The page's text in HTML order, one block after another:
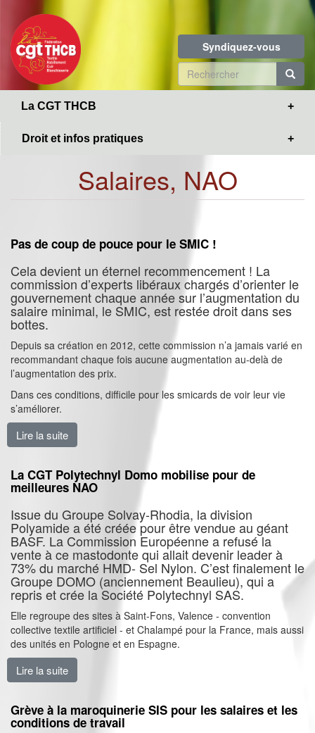
contenu
principal
Syndiquez-vous
Formulaire
de
La CGT THCB
Droit et infos pratiques
Salaires, NAO
Pas de coup de pouce pour le SMIC !
Cela devient un éternel recommencement ! La
commission d’experts libéraux chargés d’orienter le
gouvernement chaque année sur l’augmentation du
salaire minimal, le SMIC, est restée droit dans ses
bottes.
Depuis sa création en 2012, cette commission n’a jamais varié en
recommandant chaque fois aucune augmentation au-delà de
l’augmentation des prix.
Dans ces conditions, difficile pour les smicards de voir leur vie
s’améliorer.
Lire la suite
La CGT Polytechnyl Domo mobilise pour de
meilleures NAO
Issue du Groupe Solvay-Rhodia, la division
Polyamide a été créée pour être vendue au géant
BASF. La Commission Européenne a refusé la
vente à ce mastodonte qui allait devenir leader à
73% du marché HMD- Sel Nylon. C’est finalement le
Groupe DOMO (anciennement Beaulieu), qui a
repris et crée la Société Polytechnyl SAS.
Elle regroupe des sites à Saint-Fons, Valence - convention
collective textile artificiel - et Chalampé pour la France, mais aussi
des unités en Pologne et en Espagne.
Lire la suite
Grève à la maroquinerie SIS pour les salaires et les
conditions de travail